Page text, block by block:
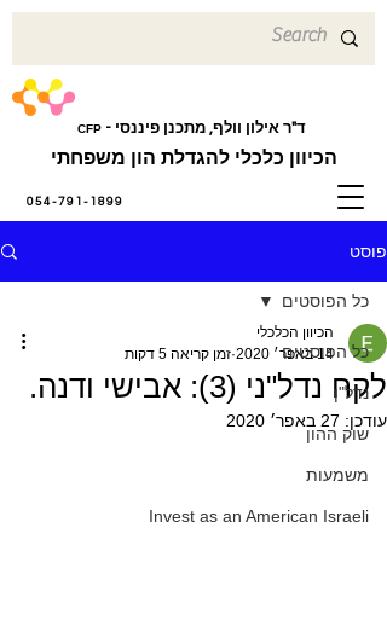
הכיוון כלכלי להגדלת הון משפחתי
054-791-1899
ד"ר אילון וולף, מתכנן פיננסי - CFP
פוסט
כל הפוסטים
נדל"ן
שוק ההון
משמעות
Invest as an American Israeli
כל הפוסטים
לקח נדל"ני (3): אבישי ודנה.
הכיוון הכלכלי
14 באפר׳ 2020
זמן קריאה 5 דקות
עודכן: 27 באפר׳ 2020